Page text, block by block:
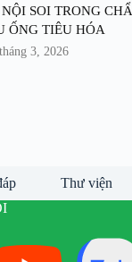
NỘI SOI TRONG
ỐNG TIÊU HÓA
3, 2026
Thư viện